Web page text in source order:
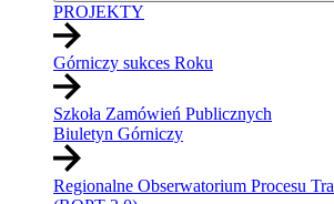
PROJEKTY
Górniczy sukces Roku
Szkoła Zamówień Publicznych
Biuletyn Górniczy
Regionalne Obserwatorium Procesu